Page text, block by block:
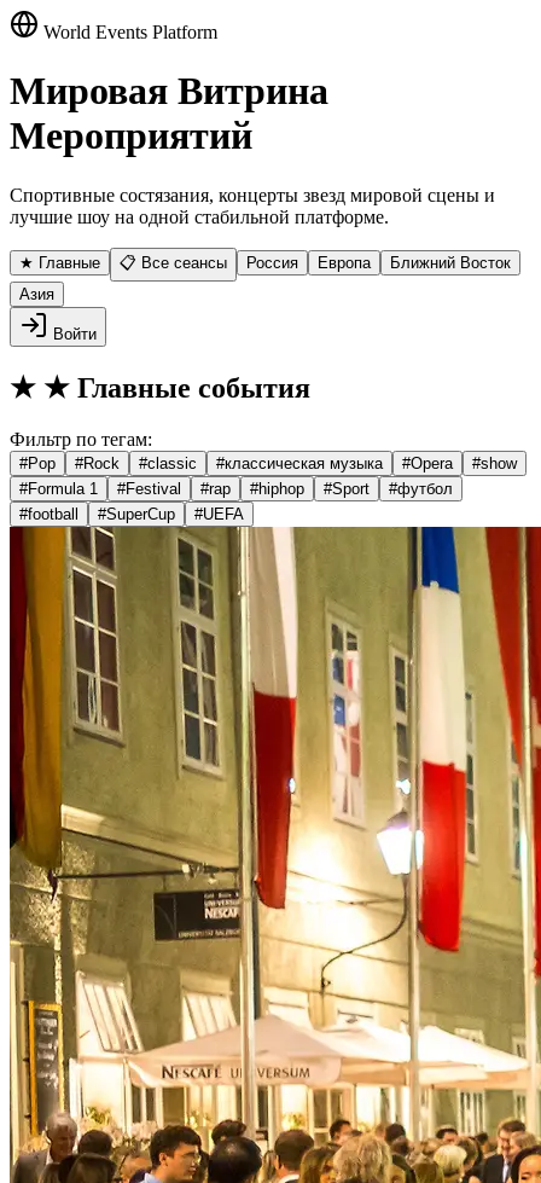
World Events Platform
Мировая Витрина
Мероприятий
Спортивные состязания, концерты звезд мировой сцены и
лучшие шоу на одной стабильной платформе.
★ Главные 📋 Все сеансы Россия Европа
Ближний Восток
Азия
Войти
★ ★ Главные события
Фильтр по тегам:
#Pop #Rock #classic #классическая музыка #Opera #show
#Formula 1 #Festival #rap #hiphop #Sport #футбол
#football #SuperCup #UEFA